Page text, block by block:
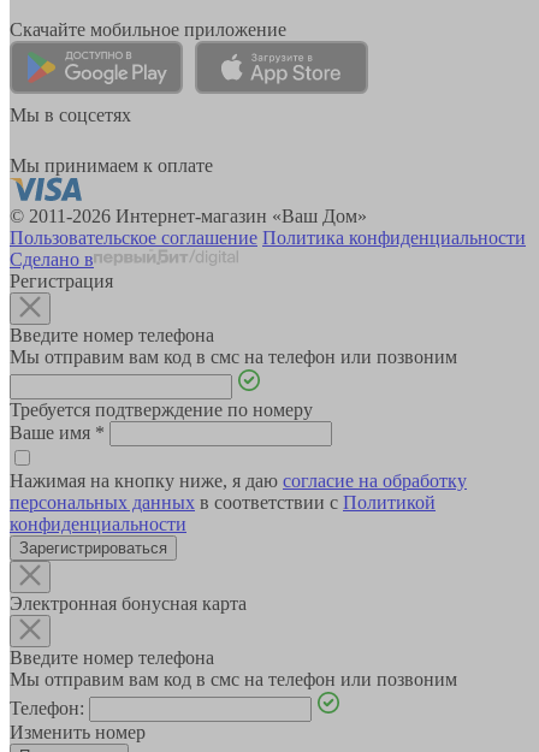
Скачайте мобильное приложение
Мы в соцсетях
Мы принимаем к оплате
© 2011-2026 Интернет-магазин «Ваш Дом»
Пользовательское соглашение Политика конфиденциальности
Сделано в
Регистрация
Введите номер телефона
Мы отправим вам код в смс на телефон или позвоним
Требуется подтверждение по номеру
Ваше имя *
Нажимая на кнопку ниже, я даю согласие на обработку
персональных данных в соответствии с Политикой
конфиденциальности
Зарегистрироваться
Электронная бонусная карта
Введите номер телефона
Мы отправим вам код в смс на телефон или позвоним
Телефон:
Изменить номер